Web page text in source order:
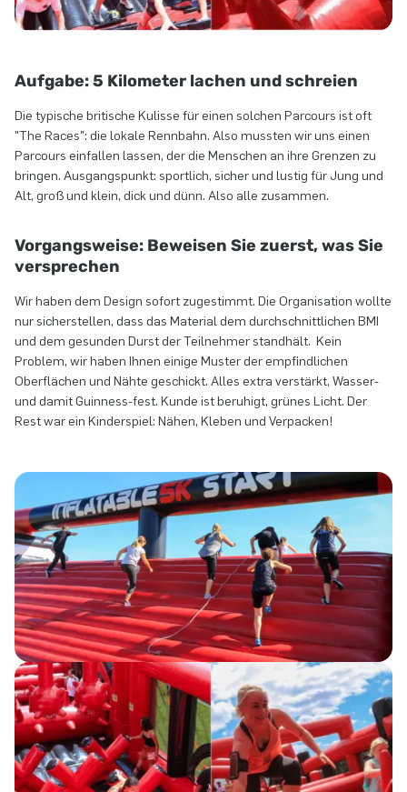
Aufgabe: 5 Kilometer lachen und schreien
Die typische britische Kulisse für einen solchen Parcours ist oft
"The Races": die lokale Rennbahn. Also mussten wir uns einen
Parcours einfallen lassen, der die Menschen an ihre Grenzen zu
bringen. Ausgangspunkt: sportlich, sicher und lustig für Jung und
Alt, groß und klein, dick und dünn. Also alle zusammen.
Vorgangsweise: Beweisen Sie zuerst, was Sie
versprechen
Wir haben dem Design sofort zugestimmt. Die Organisation wollte
nur sicherstellen, dass das Material dem durchschnittlichen BMI
und dem gesunden Durst der Teilnehmer standhält. Kein
Problem, wir haben Ihnen einige Muster der empfindlichen
Oberflächen und Nähte geschickt. Alles extra verstärkt, Wasser-
und damit Guinness-fest. Kunde ist beruhigt, grünes Licht. Der
Rest war ein Kinderspiel: Nähen, Kleben und Verpacken!